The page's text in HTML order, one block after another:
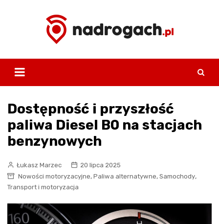
Dostępność i przyszłość
paliwa Diesel B0 na stacjach
benzynowych
Łukasz Marzec
20 lipca 2025
Nowości motoryzacyjne, Paliwa alternatywne, Samochody,
Transport i motoryzacja